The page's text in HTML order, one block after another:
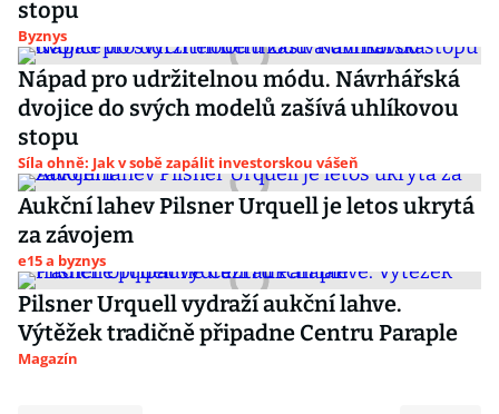
stopu
Byznys
Nápad pro udržitelnou módu. Návrhářská
dvojice do svých modelů zašívá uhlíkovou
stopu
Síla ohně: Jak v sobě zapálit investorskou vášeň
Aukční lahev Pilsner Urquell je letos ukrytá
za závojem
e15 a byznys
Pilsner Urquell vydraží aukční lahve.
Výtěžek tradičně připadne Centru Paraple
Magazín